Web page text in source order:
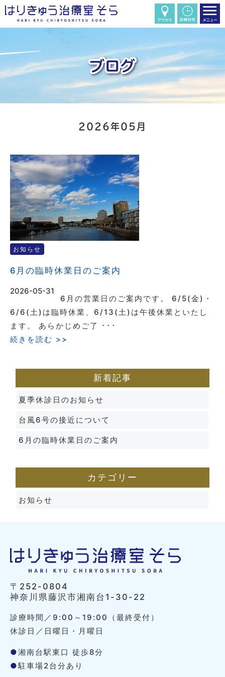
2026年05月
お知らせ
6月の臨時休業日のご案内
2026-05-31
6月の営業日のご案内です。 6/5(金)・
6/6(土)は臨時休業、6/13(土)は午後休業といたし
ます。 あらかじめご了 ･･･
続きを読む >>
新着記事
夏季休診日のお知らせ
台風6号の接近について
6月の臨時休業日のご案内
カテゴリー
お知らせ
〒252-0804
神奈川県藤沢市湘南台1-30-22
診療時間／9:00～19:00（最終受付）
休診日／日曜日・月曜日
●湘南台駅東口 徒歩8分
●駐車場2台分あり